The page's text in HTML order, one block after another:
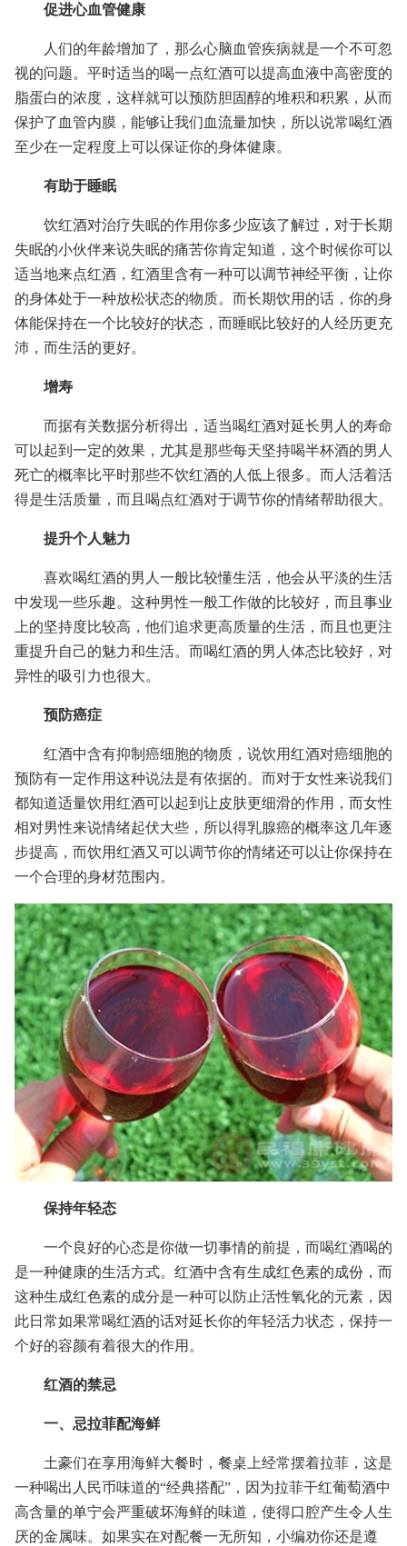
促进心血管健康
人们的年龄增加了，那么心脑血管疾病就是一个不可忽
视的问题。平时适当的喝一点红酒可以提高血液中高密度的
脂蛋白的浓度，这样就可以预防胆固醇的堆积和积累，从而
保护了血管内膜，能够让我们血流量加快，所以说常喝红酒
至少在一定程度上可以保证你的身体健康。
有助于睡眠
饮红酒对治疗失眠的作用你多少应该了解过，对于长期
失眠的小伙伴来说失眠的痛苦你肯定知道，这个时候你可以
适当地来点红酒，红酒里含有一种可以调节神经平衡，让你
的身体处于一种放松状态的物质。而长期饮用的话，你的身
体能保持在一个比较好的状态，而睡眠比较好的人经历更充
沛，而生活的更好。
增寿
而据有关数据分析得出，适当喝红酒对延长男人的寿命
可以起到一定的效果，尤其是那些每天坚持喝半杯酒的男人
死亡的概率比平时那些不饮红酒的人低上很多。而人活着活
得是生活质量，而且喝点红酒对于调节你的情绪帮助很大。
提升个人魅力
喜欢喝红酒的男人一般比较懂生活，他会从平淡的生活
中发现一些乐趣。这种男性一般工作做的比较好，而且事业
上的坚持度比较高，他们追求更高质量的生活，而且也更注
重提升自己的魅力和生活。而喝红酒的男人体态比较好，对
异性的吸引力也很大。
预防癌症
红酒中含有抑制癌细胞的物质，说饮用红酒对癌细胞的
预防有一定作用这种说法是有依据的。而对于女性来说我们
都知道适量饮用红酒可以起到让皮肤更细滑的作用，而女性
相对男性来说情绪起伏大些，所以得乳腺癌的概率这几年逐
步提高，而饮用红酒又可以调节你的情绪还可以让你保持在
一个合理的身材范围内。
保持年轻态
一个良好的心态是你做一切事情的前提，而喝红酒喝的
是一种健康的生活方式。红酒中含有生成红色素的成份，而
这种生成红色素的成分是一种可以防止活性氧化的元素，因
此日常如果常喝红酒的话对延长你的年轻活力状态，保持一
个好的容颜有着很大的作用。
红酒的禁忌
一、忌拉菲配海鲜
土豪们在享用海鲜大餐时，餐桌上经常摆着拉菲，这是
一种喝出人民币味道的“经典搭配”，因为拉菲干红葡萄酒中
高含量的单宁会严重破坏海鲜的味道，使得口腔产生令人生
厌的金属味。如果实在对配餐一无所知，小编劝你还是遵